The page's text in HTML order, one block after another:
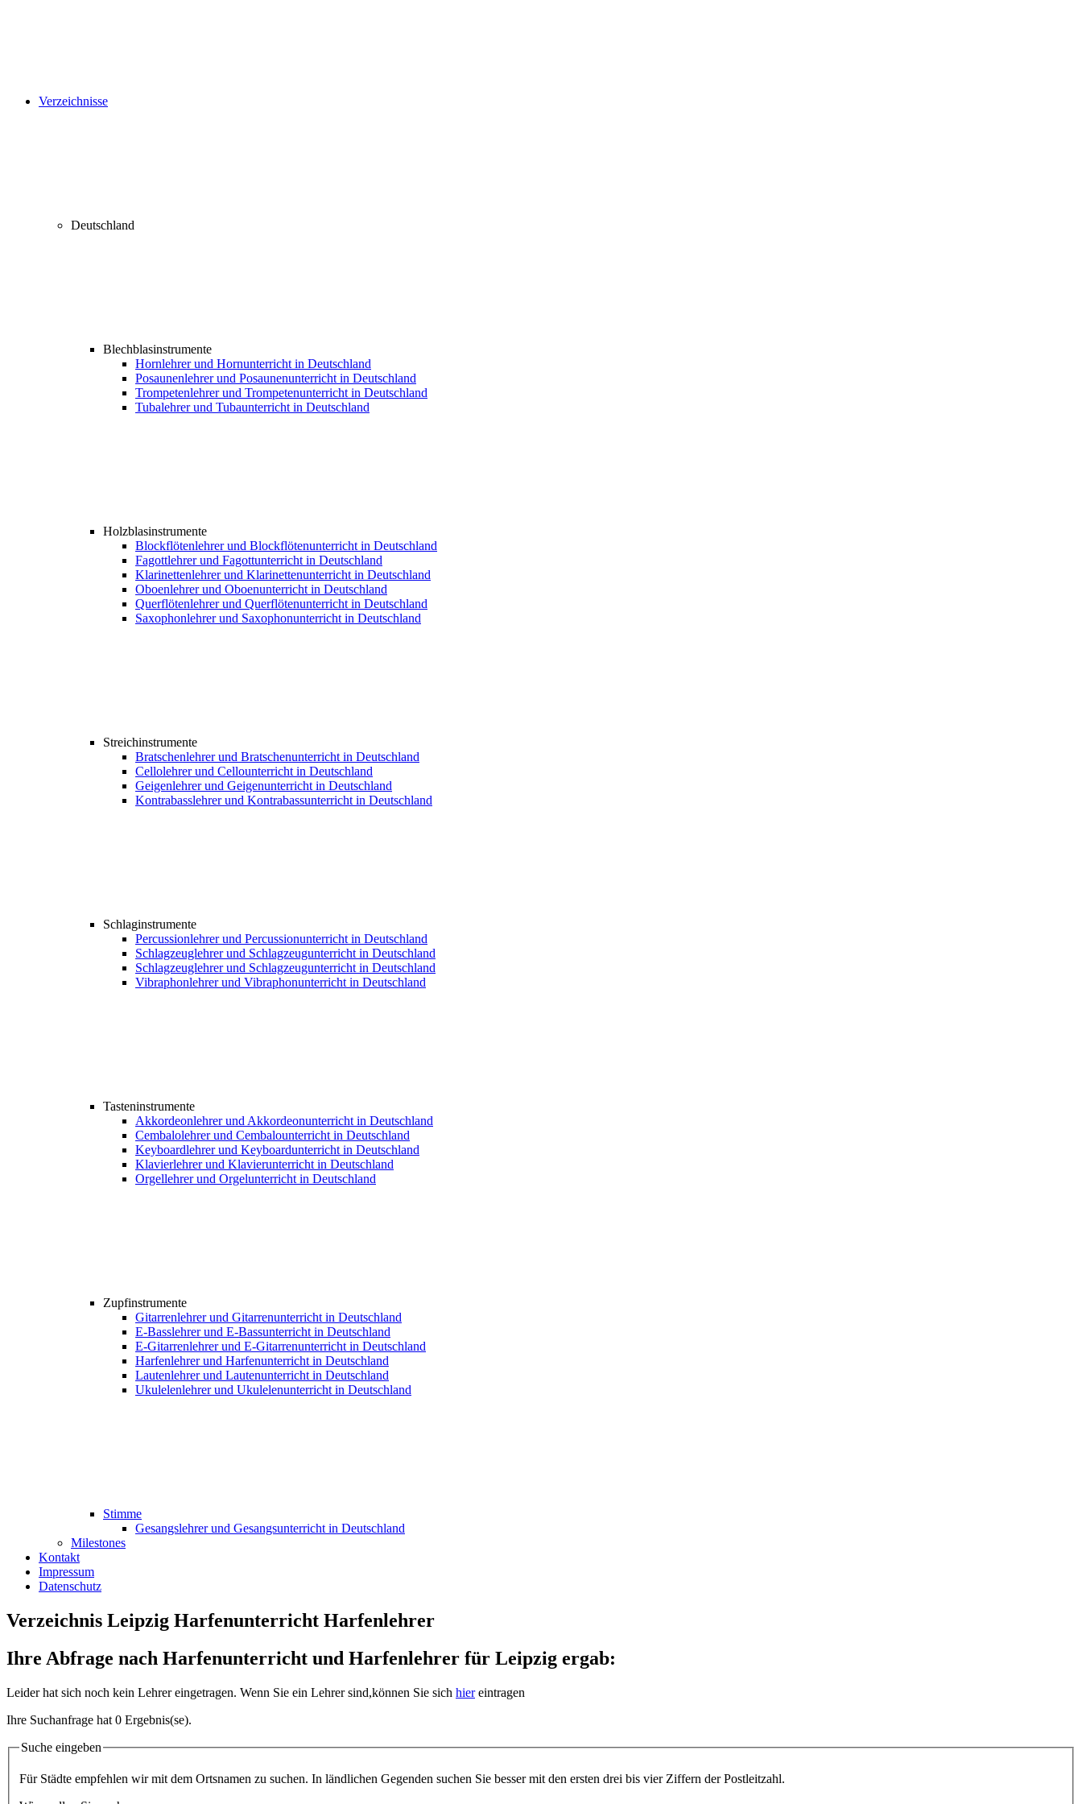
Verzeichnisse
Deutschland
Blechblasinstrumente
Hornlehrer und Hornunterricht in Deutschland
Posaunenlehrer und Posaunenunterricht in Deutschland
Trompetenlehrer und Trompetenunterricht in Deutschland
Tubalehrer und Tubaunterricht in Deutschland
Holzblasinstrumente
Blockflötenlehrer und Blockflötenunterricht in Deutschland
Fagottlehrer und Fagottunterricht in Deutschland
Klarinettenlehrer und Klarinettenunterricht in Deutschland
Oboenlehrer und Oboenunterricht in Deutschland
Querflötenlehrer und Querflötenunterricht in Deutschland
Saxophonlehrer und Saxophonunterricht in Deutschland
Streichinstrumente
Bratschenlehrer und Bratschenunterricht in Deutschland
Cellolehrer und Cellounterricht in Deutschland
Geigenlehrer und Geigenunterricht in Deutschland
Kontrabasslehrer und Kontrabassunterricht in Deutschland
Schlaginstrumente
Percussionlehrer und Percussionunterricht in Deutschland
Schlagzeuglehrer und Schlagzeugunterricht in Deutschland
Schlagzeuglehrer und Schlagzeugunterricht in Deutschland
Vibraphonlehrer und Vibraphonunterricht in Deutschland
Tasteninstrumente
Akkordeonlehrer und Akkordeonunterricht in Deutschland
Cembalolehrer und Cembalounterricht in Deutschland
Keyboardlehrer und Keyboardunterricht in Deutschland
Klavierlehrer und Klavierunterricht in Deutschland
Orgellehrer und Orgelunterricht in Deutschland
Zupfinstrumente
Gitarrenlehrer und Gitarrenunterricht in Deutschland
E-Basslehrer und E-Bassunterricht in Deutschland
E-Gitarrenlehrer und E-Gitarrenunterricht in Deutschland
Harfenlehrer und Harfenunterricht in Deutschland
Lautenlehrer und Lautenunterricht in Deutschland
Ukulelenlehrer und Ukulelenunterricht in Deutschland
Stimme
Gesangslehrer und Gesangsunterricht in Deutschland
Milestones
Kontakt
Impressum
Datenschutz
Verzeichnis Leipzig Harfenunterricht Harfenlehrer
Ihre Abfrage nach Harfenunterricht und Harfenlehrer für Leipzig ergab:
Leider hat sich noch kein Lehrer eingetragen. Wenn Sie ein Lehrer sind,können Sie sich hiereintragen
Ihre Suchanfrage hat 0 Ergebnis(se).
Suche eingeben
Für Städte empfehlen wir mit dem Ortsnamen zu suchen. In ländlichen Gegenden suchen Sie besser mit den ersten drei bis vier Ziffern der Postleitzahl.